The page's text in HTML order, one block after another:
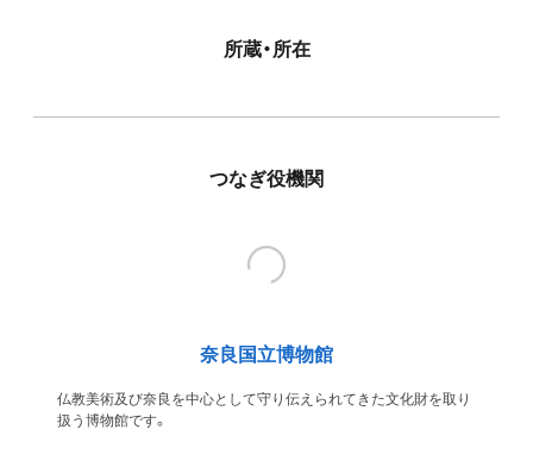
所蔵・所在
つなぎ役機関
奈良国立博物館
仏教美術及び奈良を中心として守り伝えられてきた文化財を取り
扱う博物館です。